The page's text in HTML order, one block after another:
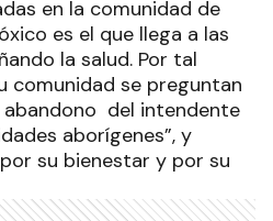
en la comunidad de
es el que llega a las
la salud. Por tal
comunidad se preguntan
del intendente
aborígenes”, y
su bienestar y por su